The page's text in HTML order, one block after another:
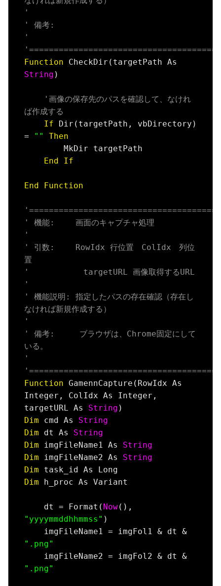
'
' 備考:
'
Function
String )
'画像の保存先のパスを確認して、なけれ
ば作成する
If Dir(targetPath, vbDirectory)
=
""
Then
End
If
End Function
' 機能:　　 画面のキャプチャ処理
'
' 引数:　　 RowIdx 行位置　ColIdx　列位
置
'           targetURL 画像取得するURL
'
' 機能説明: 指定したパスの存在確認（存在し
なければ新規作成する）
'
' 備考:     ブラウザは、Chrome固定にして
いる。
'
Function GamennCapture(RowIdx As
Integer, ColIdx As Integer,
targetURL As String
Dim cmd As String
Dim dt As String
Dim imgFileName1 As String
Dim imgFileName2 As String
Dim
Dim h_proc As Variant
    dt = Format(
Now
"yyyymmddhhmmss" )
".png"
".png"